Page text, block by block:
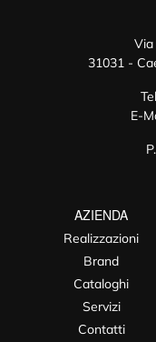
31031 -
E-
AZIENDA
Realizzazioni
Brand
Cataloghi
Servizi
Contatti